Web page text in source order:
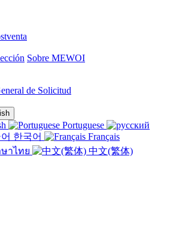
Sobre MEWOI
de Solicitud
Portuguese
한국어
Français
าไทย
中文(繁体)